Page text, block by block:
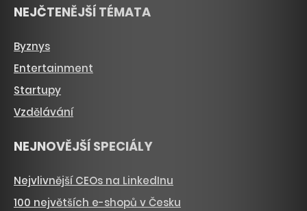
NEJČTENĚJŠÍ TÉMATA
Byznys
Entertainment
Startupy
Vzdělávání
NEJNOVĚJŠÍ SPECIÁLY
Nejvlivnější CEOs na LinkedInu
100 největších e-shopů v Česku